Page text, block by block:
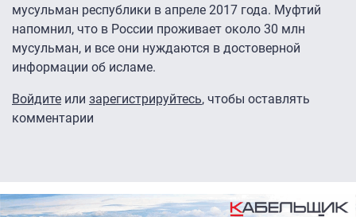
мусульман республики в апреле 2017 года. Муфтий
напомнил, что в России проживает около 30 млн
мусульман, и все они нуждаются в достоверной
информации об исламе.
Войдите или зарегистрируйтесь, чтобы оставлять
комментарии